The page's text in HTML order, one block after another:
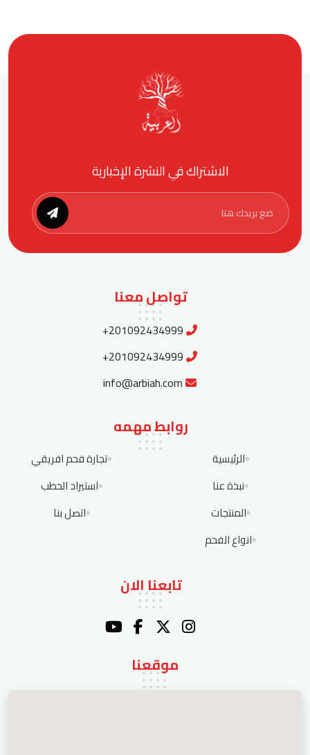
الاشتراك في النشرة الإخبارية
تواصل معنا
+201092434999
+201092434999
info@arbiah.com
روابط مهمه
الرئيسية
نبذة عنا
المنتجات
انواع الفحم
تجارة فحم افريقي
استيراد الحطب
اتصل بنا
تابعنا الان
موقعنا